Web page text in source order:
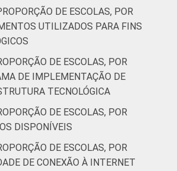
DE ESCOLAS, POR
UTILIZADOS PARA FINS
DE ESCOLAS, POR
DE IMPLEMENTAÇÃO DE
TECNOLÓGICA
DE ESCOLAS, POR
DISPONÍVEIS
DE ESCOLAS, POR
DE CONEXÃO À INTERNET